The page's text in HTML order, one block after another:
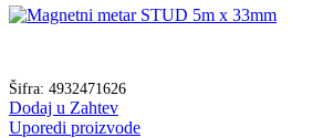
Šifra: 4932471626
Dodaj u Zahtev
Uporedi proizvode